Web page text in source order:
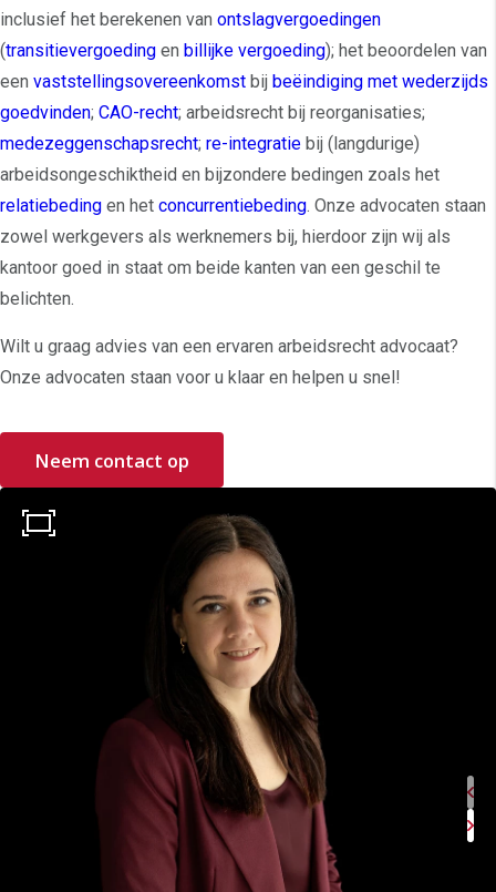
inclusief het berekenen van ontslagvergoedingen
(transitievergoeding en billijke vergoeding); het beoordelen van
een vaststellingsovereenkomst bij beëindiging met wederzijds
goedvinden; CAO-recht; arbeidsrecht bij reorganisaties;
medezeggenschapsrecht; re-integratie bij (langdurige)
arbeidsongeschiktheid en bijzondere bedingen zoals het
relatiebeding en het concurrentiebeding. Onze advocaten staan
zowel werkgevers als werknemers bij, hierdoor zijn wij als
kantoor goed in staat om beide kanten van een geschil te
belichten.
Wilt u graag advies van een ervaren arbeidsrecht advocaat?
Onze advocaten staan voor u klaar en helpen u snel!
Neem contact op